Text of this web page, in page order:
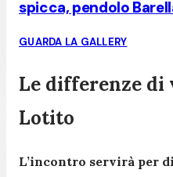
spicca, pendolo
GUARDA LA GALLERY
Le differenze di
Lotito
L’incontro servirà per